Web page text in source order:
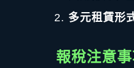
多元租賃形
報稅注意